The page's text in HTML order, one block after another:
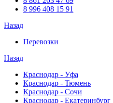
8 996 408 15 91
Назад
Перевозки
Назад
Краснодар - Уфа
Краснодар - Тюмень
Краснодар - Сочи
Краснодар - Екатеринбург